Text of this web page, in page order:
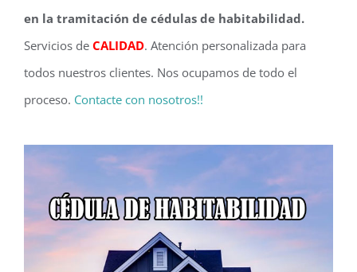
en la tramitación de cédulas de habitabilidad.
Servicios de CALIDAD. Atención personalizada para
todos nuestros clientes. Nos ocupamos de todo el
proceso. Contacte con nosotros!!